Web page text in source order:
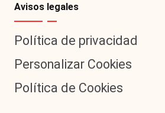
Avisos legales
Política de privacidad
Personalizar Cookies
Política de Cookies